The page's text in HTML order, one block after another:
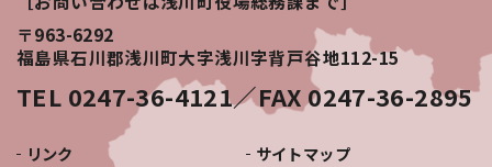
〒963-6292
福島県石川郡浅川町大字浅川字背戸谷地112-15
TEL 0247-36-4121／FAX 0247-36-2895
リンク
サイトマップ